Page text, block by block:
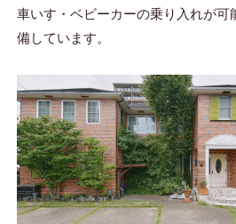
車いす・ベビーカーの乗り入れが
備しています。